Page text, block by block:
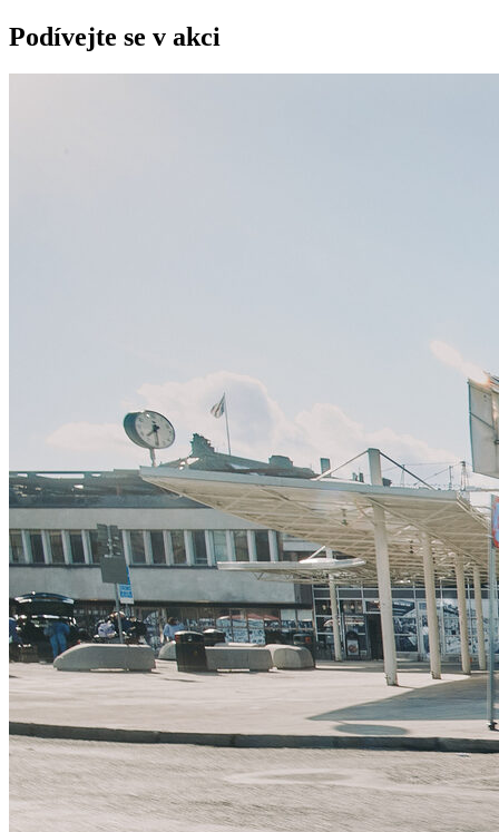
Podívejte se v akci